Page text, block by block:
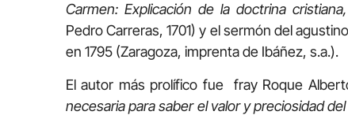
Carmen: Explicación de la doctrina
Pedro Carreras, 1701) y el sermón del
en 1795 (Zaragoza, imprenta de Ibáñez, s.a.).
El autor más prolífico fue fray Roque
necesaria para saber el valor y preciosidad